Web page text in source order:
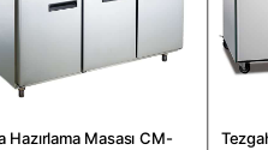
Hazırlama Masası CM-